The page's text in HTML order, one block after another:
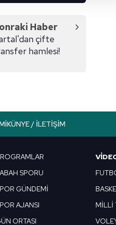
kılınması ve
belirleyebilirsiniz. Çerezlere
Haber
çifte
hamlesi!
KÜNYE / İLETIŞIM
SPORU
GÜNDEMİ
AJANSI
ORTASI
MİLLİ